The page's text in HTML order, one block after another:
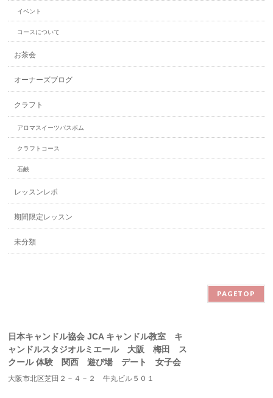
イベント
コースについて
お茶会
オーナーズブログ
クラフト
アロマスイーツバスボム
クラフトコース
石鹸
レッスンレポ
期間限定レッスン
未分類
PAGETOP
日本キャンドル協会 JCA キャンドル教室 キ
ャンドルスタジオルミエール 大阪 梅田 ス
クール 体験 関西 遊び場 デート 女子会
大阪市北区芝田２－４－２ 牛丸ビル５０１